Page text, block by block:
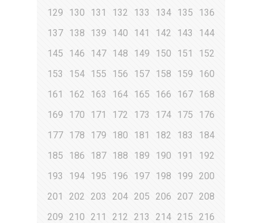
129
130 131 132 133 134 135
136
137 138 139 140 141 142 143
144
145
146 147 148 149 150 151
152
153
154 155 156 157 158 159
160
161
162 163 164 165 166 167 168
169
170 171 172 173 174 175
176
177 178 179 180 181 182 183
184
185
186 187 188 189 190 191
192
193
194 195 196 197 198 199
200
201
202 203 204 205 206 207 208
209
210 211 212 213 214 215
216